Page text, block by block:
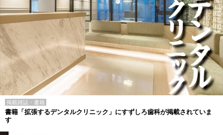
掲載雑誌・書籍
書籍「拡張するデンタルクリニック」にすずしろ歯科が掲載されていま
す